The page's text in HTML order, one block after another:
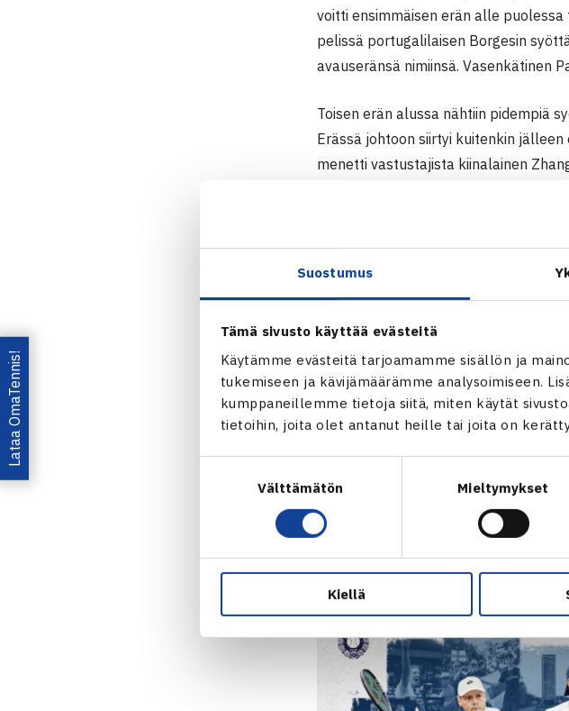
Suostumus
Tämä sivusto käyttää evästeitä
Käytämme evästeitä tarjoamamme sisällön ja
tukemiseen ja kävijämäärämme analysoimiseen.
kumppaneillemme tietoja siitä, miten käytät
tietoihin, joita olet antanut heille tai joita on
Välttämätön Mieltymykset
Kiellä
voitti ensimmäisen erän alle
pelissä portugalilaisen Borgesin
avauseränsä nimiinsä. Vasenkätinen
Toisen erän alussa nähtiin pidempiä
Erässä johtoon siirtyi kuitenkin
menetti vastustajista kiinalainen
Heliövaara ja Patten klaaraa
#tennisfi
pic.twitter.com/
— Sports on HBO Max 🇫🇮
Ranskan avointen toisella
Marozsan(ATP-54) kaksikon. 36-
puolivälieriin; vuonna 2025 ja 2022.
RANSKAN AVOIMET | NELINPELIN
Heliövaara nähdään Suomen
hanki liput tapahtumaan
Lataa OmaTennis!